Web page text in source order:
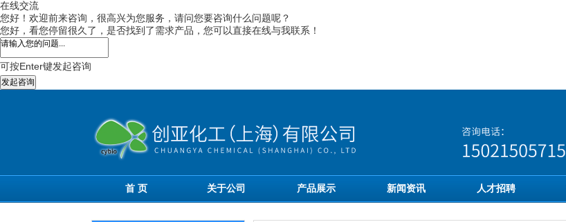
在线交流
您好！欢迎前来咨询，很高兴为您服务，请问您要咨询什么问题呢？
您好，看您停留很久了，是否找到了需求产品，您可以直接在线与我联系！
可按Enter键发起咨询
发起咨询
首 页 关于公司 产品展示 新闻资讯 人才招聘